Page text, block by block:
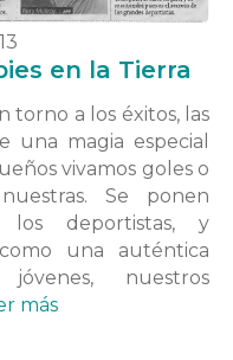
en la Tierra
torno a los éxitos, las
una magia especial
vivamos goles o
Se ponen
los deportistas, y
una auténtica
nuestros
más